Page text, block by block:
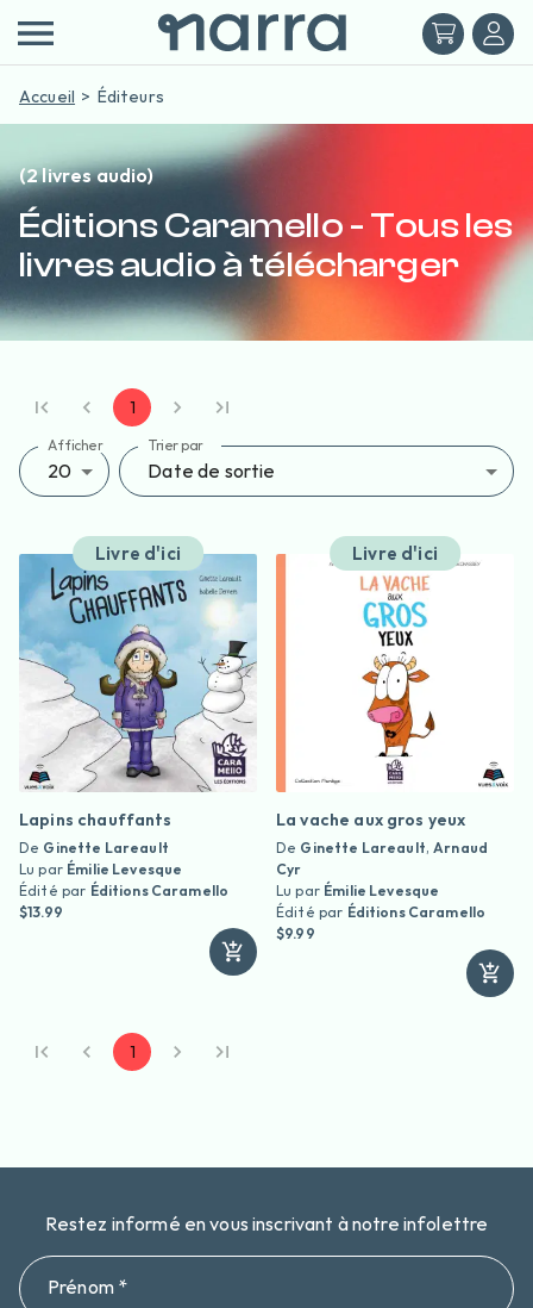
Accueil Éditeurs
(2 livres audio)
Éditions Caramello - Tous les
livres audio à télécharger
1
Afficher
20
Trier par
Date de sortie
Livre d'ici
Lapins chauffants
De Ginette Lareault
Lu par Émilie Levesque
Édité par Éditions Caramello
$13.99
Livre d'ici
La vache aux gros yeux
De Ginette Lareault,Arnaud
Cyr
Lu par Émilie Levesque
Édité par Éditions Caramello
$9.99
1
Restez informé en vous inscrivant à notre infolettre
Prénom *